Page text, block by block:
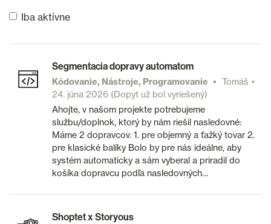
Iba aktívne
Segmentacia dopravy automatom
Kódovanie, Nástroje, Programovanie
Tomáš
24. júna 2026(Dopyt už bol vyriešený)
Ahojte, v našom projekte potrebujeme
službu/doplnok, ktorý by nám riešil nasledovné:
Máme 2 dopravcov. 1. pre objemný a ťažký tovar 2.
pre klasické balíky Bolo by pre nás ideálne, aby
systém automaticky a sám vyberal a priradil do
košíka dopravcu podľa nasledovných…
Shoptet x Storyous